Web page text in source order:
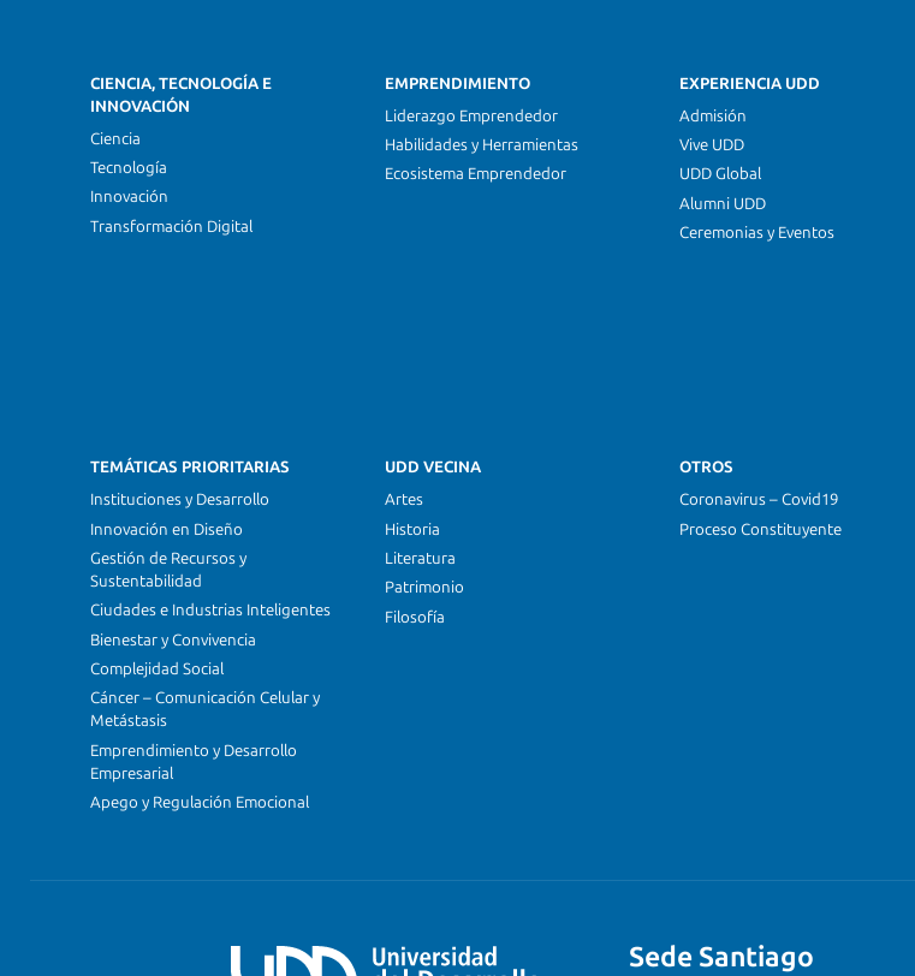
CIENCIA, TECNOLOGÍA E
INNOVACIÓN
Ciencia
Tecnología
Innovación
Transformación Digital
EMPRENDIMIENTO
Liderazgo Emprendedor
Habilidades y Herramientas
Ecosistema Emprendedor
EXPERIENCIA UDD
Admisión
Vive UDD
UDD Global
Alumni UDD
Ceremonias y Eventos
TEMÁTICAS PRIORITARIAS
Instituciones y Desarrollo
Innovación en Diseño
Gestión de Recursos y
Sustentabilidad
Ciudades e Industrias Inteligentes
Bienestar y Convivencia
Complejidad Social
Cáncer – Comunicación Celular y
Metástasis
Emprendimiento y Desarrollo
Empresarial
Apego y Regulación Emocional
UDD VECINA
Artes
Historia
Literatura
Patrimonio
Filosofía
OTROS
Coronavirus – Covid19
Proceso Constituyente
Sede Santiago